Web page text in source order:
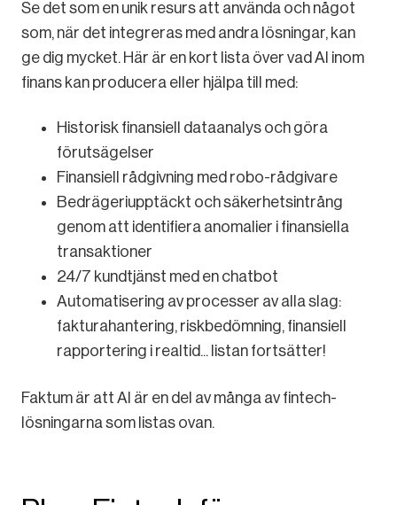
Se det som en unik resurs att använda och något
som, när det integreras med andra lösningar, kan
ge dig mycket. Här är en kort lista över vad AI inom
finans kan producera eller hjälpa till med:
Historisk finansiell dataanalys och göra
förutsägelser
Finansiell rådgivning med robo-rådgivare
Bedrägeriupptäckt och säkerhetsintrång
genom att identifiera anomalier i finansiella
transaktioner
24/7 kundtjänst med en chatbot
Automatisering av processer av alla slag:
fakturahantering, riskbedömning, finansiell
rapportering i realtid... listan fortsätter!
Faktum är att AI är en del av många av fintech-
lösningarna som listas ovan.